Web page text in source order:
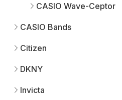
CASIO Wave-Ceptor
CASIO Bands
Citizen
DKNY
Invicta